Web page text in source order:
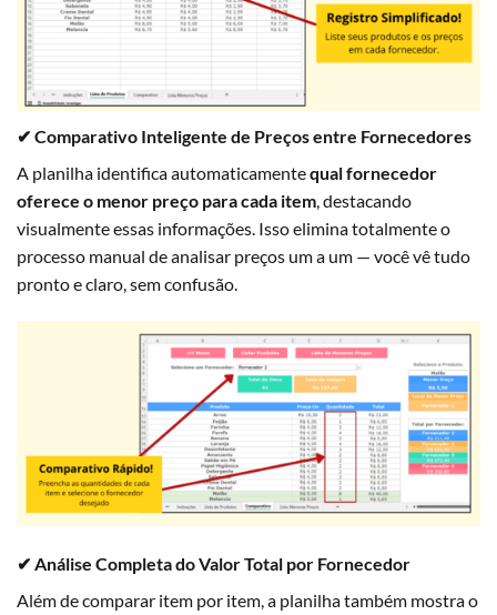
✔ Comparativo Inteligente de Preços entre Fornecedores
A planilha identifica automaticamentequal fornecedor
oferece o menor preço para cada item, destacando
visualmente essas informações. Isso elimina totalmente o
processo manual de analisar preços um a um — você vê tudo
pronto e claro, sem confusão.
✔ Análise Completa do Valor Total por Fornecedor
Além de comparar item por item, a planilha também mostra o